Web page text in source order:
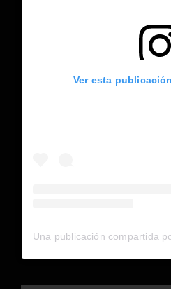
Ver esta